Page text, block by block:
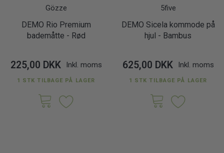
Gözze
DEMO Rio Premium
bademåtte - Rød
225,00 DKK Inkl. moms
1 STK TILBAGE PÅ LAGER
5five
DEMO Sicela kommode på
hjul - Bambus
625,00 DKK Inkl. moms
1 STK TILBAGE PÅ LAGER